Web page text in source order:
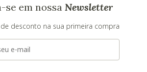
se em nossa Newsletter
desconto na sua primeira compra